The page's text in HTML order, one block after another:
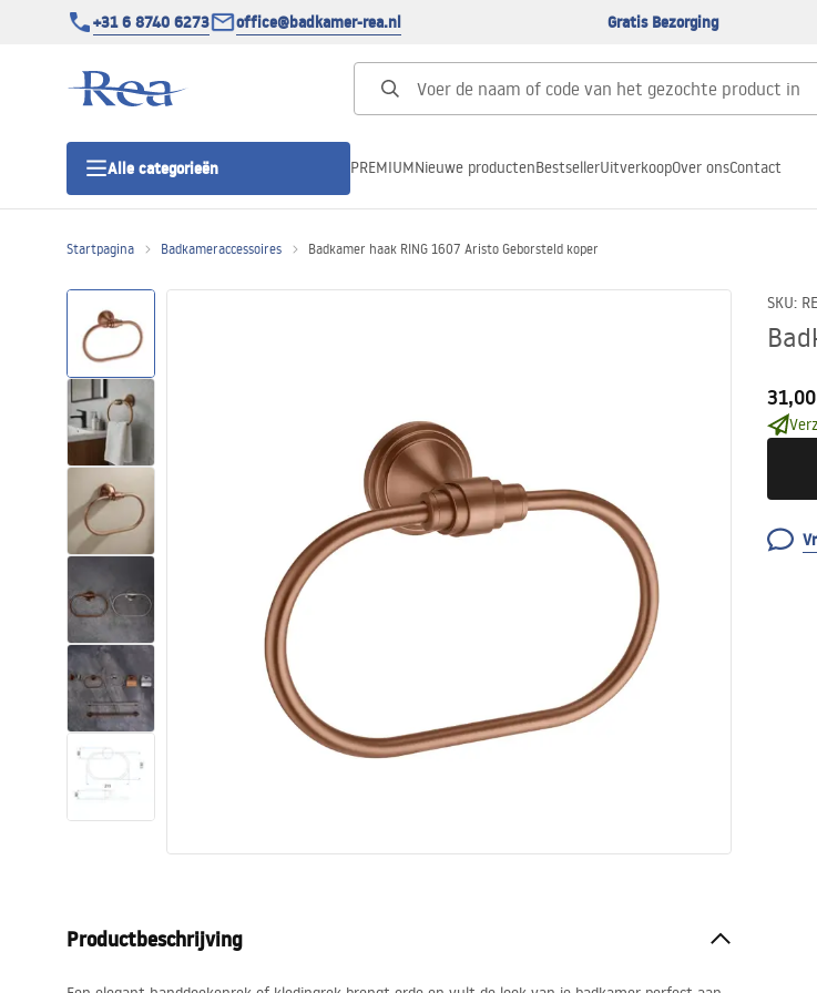
+31 6 8740 6273 office@badkamer-rea.nl Gratis Bezorging
Alle categorieën
Douchedeur
Douchebakken
Lineaire Douchegoten
Toiletten
Baden en badwanden
Kranen
Douches
PREMIUMNieuwe productenBestsellerUitverkoopOver onsContact
Startpagina Badkameraccessoires Badkamer haak RING 1607 Aristo Geborsteld koper
SKU:
Productbeschrijving